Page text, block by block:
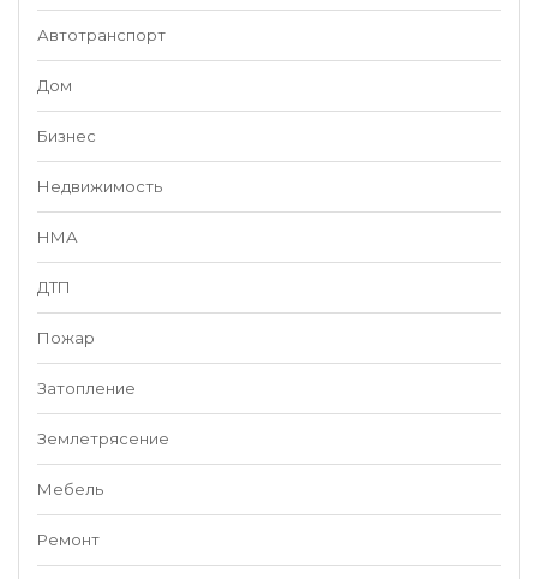
Автотранспорт
Дом
Бизнес
Недвижимость
НМА
ДТП
Пожар
Затопление
Землетрясение
Мебель
Ремонт